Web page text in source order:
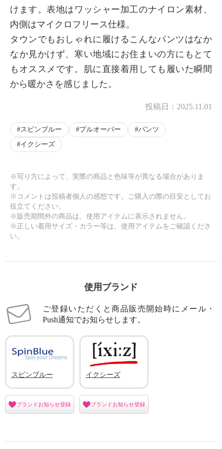
けます。表地はワッシャー加工のナイロン素材、
内側はマイクロフリース仕様。
タウンでもおしゃれに履けるこんなパンツはなか
なか見かけず、寒い地域にお住まいの方にもとて
もオススメです。肌に直接着用しても履いた瞬間
から暖かさを感じました。
投稿日： 2025.11.01
スピンブルー プルオーバー
パンツ
イクシーズ
※写り方によって、実際の商品と色味等が異なる場合がありま
す。
※コメントは投稿者個人の感想です。ご購入の際の目安としてお
役立てください。
※販売期間外の商品は、使用アイテムに表示されません。
※正しい着用サイズ・カラー等は、使用アイテムをご確認くださ
い。
使用ブランド
ご登録いただくと商品販売開始時にメール・
Push通知でお知らせします。
スピンブルー
ブランドお知らせ登録
イクシーズ
ブランドお知らせ登録